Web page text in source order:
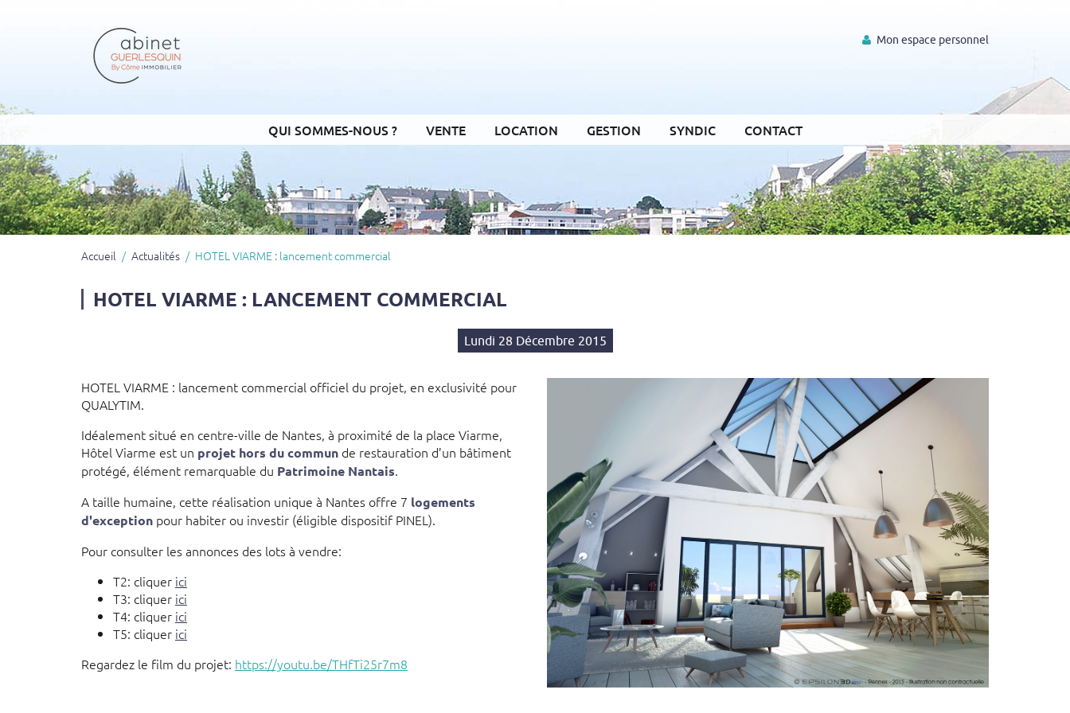
Mon espace personnel
QUI SOMMES-NOUS ? VENTE LOCATION GESTION SYNDIC CONTACT
Accueil Actualités HOTEL VIARME : lancement commercial
HOTEL VIARME : LANCEMENT COMMERCIAL
Lundi 28 Décembre 2015
HOTEL VIARME : lancement commercial officiel du projet, en exclusivité pour
QUALYTIM.
Idéalement situé en centre-ville de Nantes, à proximité de la place Viarme,
Hôtel Viarme est un projet hors du commun de restauration d’un bâtiment
protégé, élément remarquable du Patrimoine Nantais.
A taille humaine, cette réalisation unique à Nantes offre 7 logements
d'exception pour habiter ou investir (éligible dispositif PINEL).
Pour consulter les annonces des lots à vendre:​
T2: cliquer ici
T3: cliquer ici
T4: cliquer ici
T5: cliquer ici
Regardez le film du projet: https://youtu.be/THfTi25r7m8